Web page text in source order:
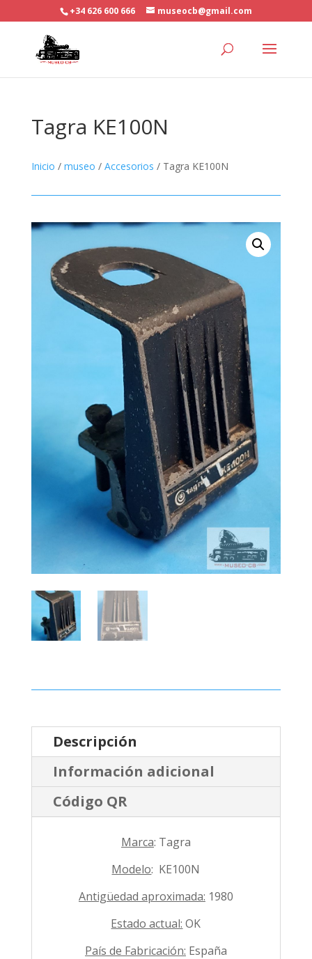
+34 626 600 666 museocb@gmail.com
Tagra KE100N
Inicio / museo / Accesorios / Tagra KE100N
Descripción
Información adicional
Código QR
Marca: Tagra
Modelo: KE100N
Antigüedad aproximada: 1980
Estado actual: OK
País de Fabricación: España